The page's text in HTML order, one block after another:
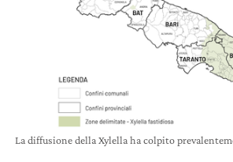
La diffusione della Xylella ha colpito